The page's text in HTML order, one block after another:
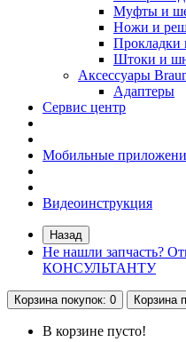
Муфты и
Ножи и
Прокладки
Штоки и
Аксессуары
Адаптеры
Сервис центр
Мобильные
Видеоинструкция
Назад
Не нашли запчасть?
КОНСУЛЬТАНТУ
Корзинапокупок: 0 Корзина
В корзине пусто!